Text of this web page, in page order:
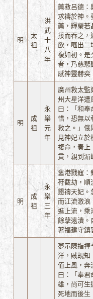
明
太
祖
洪
武
十
八
年
藥救呂德：
求禱於神。
藥，輝瑩若
接而吞之，
飲，嘔出二
複如初。是
者，乃慈悲
感神靈赫奕
明
成
祖
永
樂
元
年
廣州救太監
州大星洋遭
曰：「和奉
惜，恐無以
救之。」俄
見神妃立於
複命，奏上
貫，親到湄
明
成
祖
永
樂
三
年
舊港戮寇：
苻截劫，順
懇禱天妃。
而江流激浪
進上流，乘
餘孽遠潰。
著福建守鎮
夢示陳指揮
洋，賊覘知
值上風，奔
曰：「奉君
雄，尚可生
死地而後生